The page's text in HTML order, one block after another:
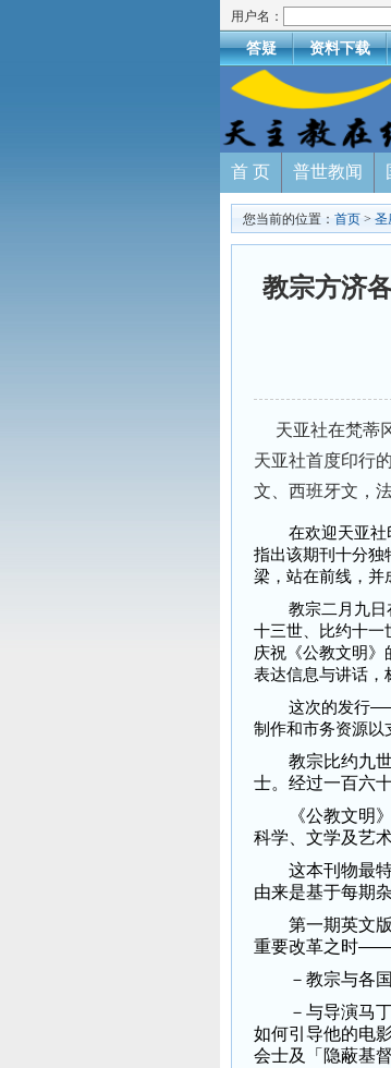
用户名：
答疑 资料下载
首 页 普世教闻
您当前的位置： 首页 > 圣
教宗方济
天亚社在梵蒂
天亚社首度印行
文、西班牙文，
在欢迎天亚社印
指出该期刊十分独
梁，站在前线，并
教宗二月九日在
十三世、比约十一
庆祝《公教文明
表达信息与讲话，
这次的发行——
制作和市务资源以
教宗比约九世
士。经过一百六
《公教文明》
科学、文学及艺
这本刊物最特
由来是基于每期
第一期英文版
重要改革之时——
－教宗与各国
－与导演马丁
如何引导他的电
会士及「隐蔽基